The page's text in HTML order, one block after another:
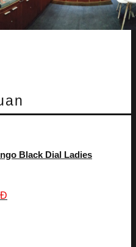
Black Dial Ladies